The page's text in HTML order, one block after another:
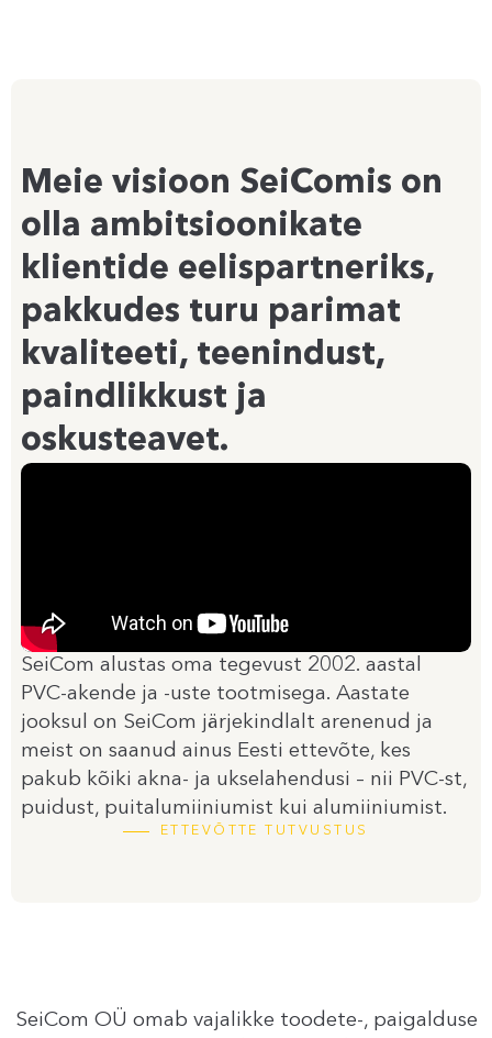
Meie visioon SeiComis on
olla ambitsioonikate
klientide eelispartneriks,
pakkudes turu parimat
kvaliteeti, teenindust,
paindlikkust ja
oskusteavet.
SeiCom alustas oma tegevust 2002. aastal
PVC-akende ja -uste tootmisega. Aastate
jooksul on SeiCom järjekindlalt arenenud ja
meist on saanud ainus Eesti ettevõte, kes
pakub kõiki akna- ja ukselahendusi – nii PVC-st,
puidust, puitalumiiniumist kui alumiiniumist.
ETTEVÕTTE TUTVUSTUS
SeiCom OÜ omab vajalikke toodete-, paigalduse